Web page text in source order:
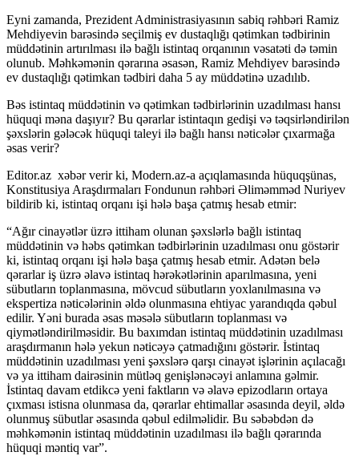
Eyni zamanda, Prezident Administrasiyasının sabiq rəhbəri Ramiz
Mehdiyevin barəsində seçilmiş ev dustaqlığı qətimkan tədbirinin
müddətinin artırılması ilə bağlı istintaq orqanının vəsatəti də təmin
olunub. Məhkəmənin qərarına əsasən, Ramiz Mehdiyev barəsində
ev dustaqlığı qətimkan tədbiri daha 5 ay müddətinə uzadılıb.
Bəs istintaq müddətinin və qətimkan tədbirlərinin uzadılması hansı
hüquqi məna daşıyır? Bu qərarlar istintaqın gedişi və təqsirləndirilən
şəxslərin gələcək hüquqi taleyi ilə bağlı hansı nəticələr çıxarmağa
əsas verir?
Editor.az xəbər verir ki, Modern.az-a açıqlamasında hüquqşünas,
Konstitusiya Araşdırmaları Fondunun rəhbəri Əliməmməd Nuriyev
bildirib ki, istintaq orqanı işi hələ başa çatmış hesab etmir:
“Ağır cinayətlər üzrə ittiham olunan şəxslərlə bağlı istintaq
müddətinin və həbs qətimkan tədbirlərinin uzadılması onu göstərir
ki, istintaq orqanı işi hələ başa çatmış hesab etmir. Adətən belə
qərarlar iş üzrə əlavə istintaq hərəkətlərinin aparılmasına, yeni
sübutların toplanmasına, mövcud sübutların yoxlanılmasına və
ekspertiza nəticələrinin əldə olunmasına ehtiyac yarandıqda qəbul
edilir. Yəni burada əsas məsələ sübutların toplanması və
qiymətləndirilməsidir. Bu baxımdan istintaq müddətinin uzadılması
araşdırmanın hələ yekun nəticəyə çatmadığını göstərir. İstintaq
müddətinin uzadılması yeni şəxslərə qarşı cinayət işlərinin açılacağı
və ya ittiham dairəsinin mütləq genişlənəcəyi anlamına gəlmir.
İstintaq davam etdikcə yeni faktların və əlavə epizodların ortaya
çıxması istisna olunmasa da, qərarlar ehtimallar əsasında deyil, əldə
olunmuş sübutlar əsasında qəbul edilməlidir. Bu səbəbdən də
məhkəmənin istintaq müddətinin uzadılması ilə bağlı qərarında
hüquqi məntiq var”.